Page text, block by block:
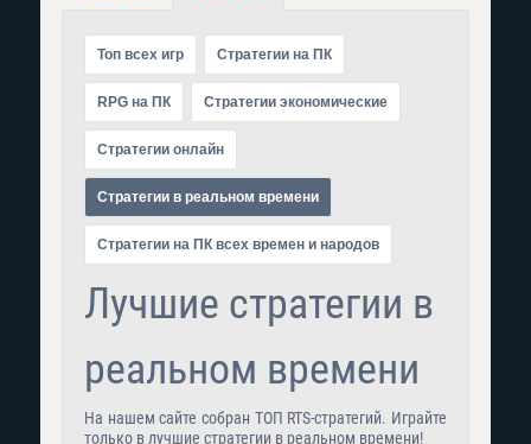
Топ всех игр Стратегии на ПК
RPG на ПК Стратегии экономические
Стратегии онлайн
Стратегии в реальном времени
Стратегии на ПК всех времен и народов
Лучшие стратегии в
реальном времени
На нашем сайте собран ТОП RTS-стратегий. Играйте
только в лучшие стратегии в реальном времени!